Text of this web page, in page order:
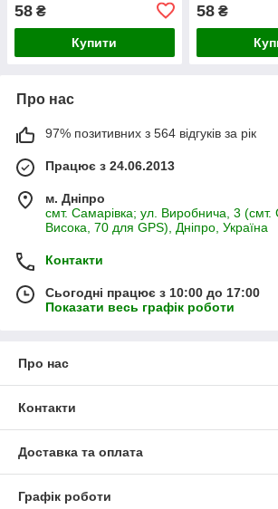
58 ₴
Купити
58₴
Про нас
97% позитивних з 564 відгуків за рік
Працює з 24.06.2013
м. Дніпро
смт. Самарівка; ул. Виробнича, 3 (смт.
Висока, 70 для GPS), Дніпро, Україна
Контакти
Сьогодні працює з 10:00 до 17:00
Показати весь графік роботи
Про нас
Контакти
Доставка та оплата
Графік роботи